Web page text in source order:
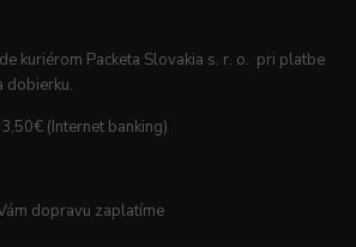
kuriérom Packeta Slovakia s. r. o. pri platbe
dobierku.
(Internet banking)
dopravu zaplatíme